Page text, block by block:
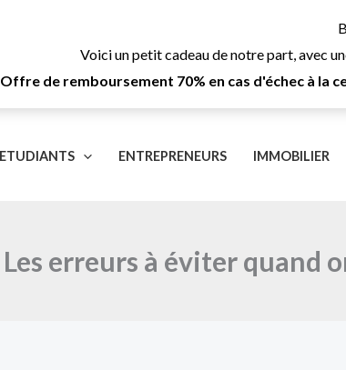
Voici un petit cadeau de notre part, avec
Offre de remboursement 70% en cas d'échec à la
ETUDIANTS ENTREPRENEURS IMMOBILIER
Les erreurs à éviter quand